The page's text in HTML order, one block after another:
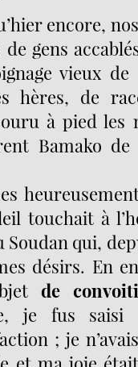
encore,
gens
vieux de
hères, de
à pied les
Bamako
touchait à
Soudan qui,
désirs. En
de
je fus saisi
; je